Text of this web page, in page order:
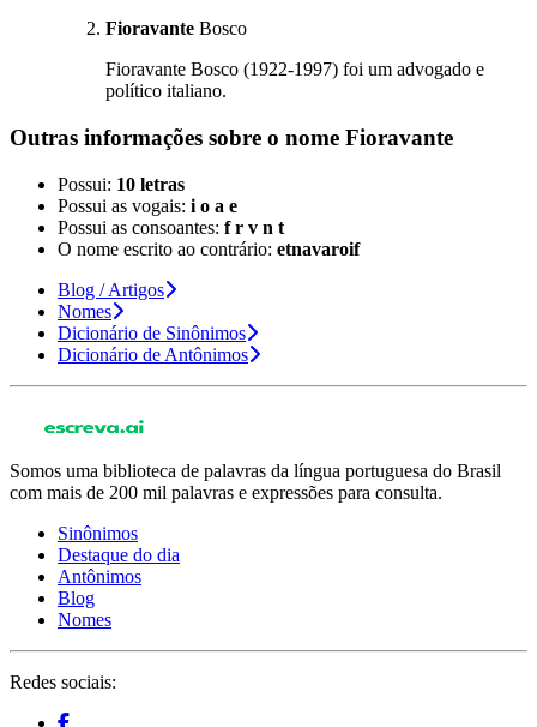
Fioravante Bosco
Fioravante Bosco (1922-1997) foi um advogado e
político italiano.
Outras informações sobre o nome Fioravante
Possui: 10 letras
Possui as vogais: i o a e
Possui as consoantes: f r v n t
O nome escrito ao contrário: etnavaroif
Blog / Artigos
Nomes
Dicionário de Sinônimos
Dicionário de Antônimos
Somos uma biblioteca de palavras da língua portuguesa do Brasil
com mais de 200 mil palavras e expressões para consulta.
Sinônimos
Destaque do dia
Antônimos
Blog
Nomes
Redes sociais: